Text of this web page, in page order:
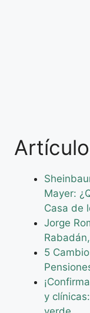
Mayer:
Casa de
Jorge
5
y